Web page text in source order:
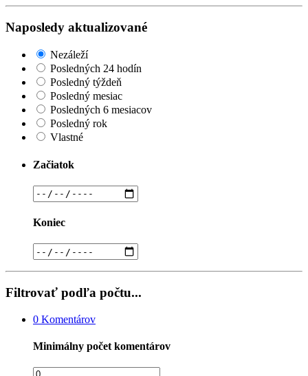
Naposledy aktualizované
Nezáleží
Posledných 24 hodín
Posledný týždeň
Posledný mesiac
Posledných 6 mesiacov
Posledný rok
Vlastné
Začiatok
Koniec
Filtrovať podľa počtu...
0 Komentárov
Minimálny počet komentárov